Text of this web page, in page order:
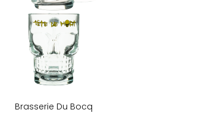
Brasserie Du Bocq